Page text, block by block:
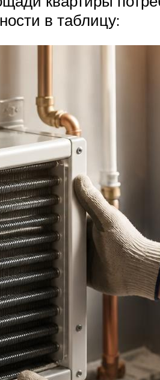
в таблицу: